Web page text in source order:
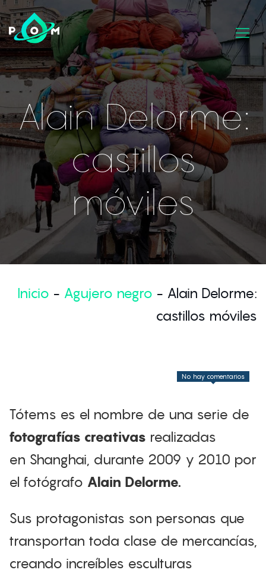
Alain Delorme:
castillos
móviles
Inicio - Agujero negro - Alain Delorme:
castillos móviles
No hay comentarios
Tótems es el nombre de una serie de
fotografías creativas realizadas
en Shanghai, durante 2009 y 2010 por
el fotógrafo Alain Delorme.
Sus protagonistas son personas que
transportan toda clase de mercancías,
creando increíbles esculturas